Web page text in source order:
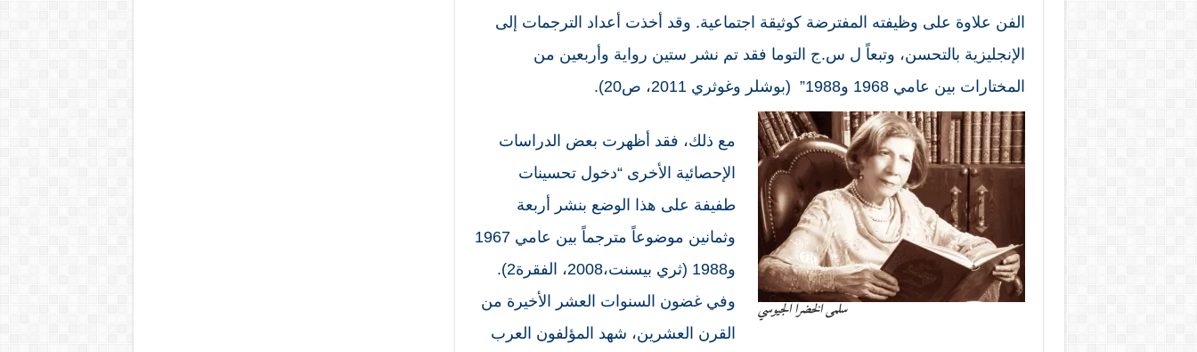
الفن علاوة على وظيفته المفترضة كوثيقة اجتماعية. وقد أخذت أعداد الترجمات إلى
الإنجليزية بالتحسن، وتبعاً ل س.ج التوما فقد تم نشر ستين رواية وأربعين من
المختارات بين عامي 1968 و1988” (بوشلر وغوثري 2011، ص20).
سلمى الخضرا الجيوسي
مع ذلك، فقد أظهرت بعض الدراسات
الإحصائية الأخرى “دخول تحسينات
طفيفة على هذا الوضع بنشر أربعة
وثمانين موضوعاً مترجماً بين عامي 1967
و1988 (ثري بيسنت،2008، الفقرة2).
وفي غضون السنوات العشر الأخيرة من
القرن العشرين، شهد المؤلفون العرب